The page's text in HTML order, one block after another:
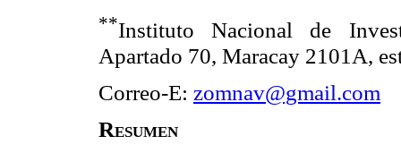
**Instituto Nacional de
Apartado 70, Maracay 2101A,
Correo-E: zomnav@gmail.com
Resumen